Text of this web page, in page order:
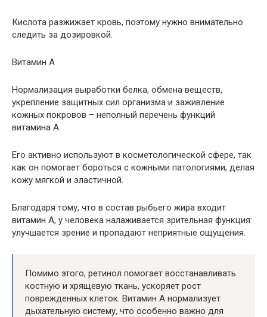
Кислота разжижает кровь, поэтому нужно внимательно
следить за дозировкой.
Витамин A
Нормализация выработки белка, обмена веществ,
укрепление защитных сил организма и заживление
кожных покровов – неполный перечень функций
витамина А.
Его активно используют в косметологической сфере, так
как он помогает бороться с кожными патологиями, делая
кожу мягкой и эластичной.
Благодаря тому, что в состав рыбьего жира входит
витамин A, у человека налаживается зрительная функция:
улучшается зрение и пропадают неприятные ощущения.
Помимо этого, ретинол помогает восстанавливать
костную и хрящевую ткань, ускоряет рост
поврежденных клеток. Витамин A нормализует
дыхательную систему, что особенно важно для